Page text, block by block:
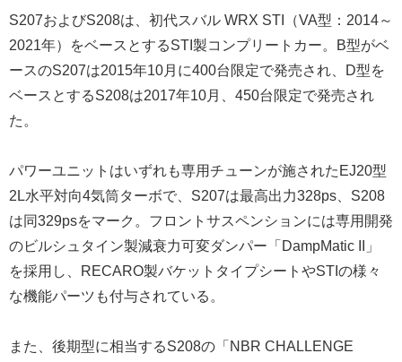
S207およびS208は、初代スバル WRX STI（VA型：2014～
2021年）をベースとするSTI製コンプリートカー。B型がベ
ースのS207は2015年10月に400台限定で発売され、D型を
ベースとするS208は2017年10月、450台限定で発売され
た。
パワーユニットはいずれも専用チューンが施されたEJ20型
2L水平対向4気筒ターボで、S207は最高出力328ps、S208
は同329psをマーク。フロントサスペンションには専用開発
のビルシュタイン製減衰力可変ダンパー「DampMatic II」
を採用し、RECARO製バケットタイプシートやSTIの様々
な機能パーツも付与されている。
また、後期型に相当するS208の「NBR CHALLENGE